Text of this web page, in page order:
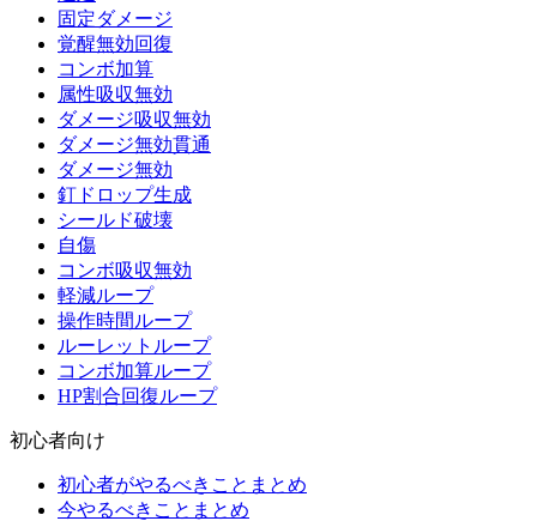
固定ダメージ
覚醒無効回復
コンボ加算
属性吸収無効
ダメージ吸収無効
ダメージ無効貫通
ダメージ無効
釘ドロップ生成
シールド破壊
自傷
コンボ吸収無効
軽減ループ
操作時間ループ
ルーレットループ
コンボ加算ループ
HP割合回復ループ
初心者向け
初心者がやるべきことまとめ
今やるべきことまとめ